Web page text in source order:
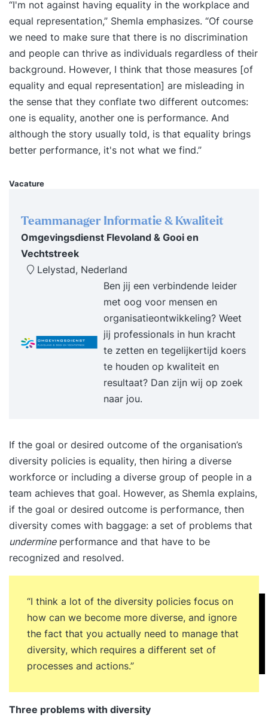
talenten en kwaliteiten. In een diverse en
inclusieve organisatie zijn medewerkers
betrokken en bevlogen. Er is een laag
verzuimpercentage en minder personeelsverloop.
Met een divers medewerkersbestand en een
inclusieve organisatie ben je succesvoller;
prestaties verbeteren, besluitvorming verloopt
effectiever en er ontstaat ontwikkeling en
innovatie. Wil je serieus met dit thema aan de
voor jou. Deze training is een uitstekende start
en inclusie leer je concrete acties te ondernemen
om bewustzijn te creëren en een
cultuurverandering binnen je organisatie te
bewerkstelligen. Je krijgt niet alleen theoretische
kennis, maar ook praktische tools aangereikt, die
je helpen om het juiste beleid binnen je
organisatie te implementeren. De volgende
onderwerpen komen aan bod: Begrippenkader
rond diversiteit en inclusie Argumenten om te
werken aan inclusie- en diversiteitsbeleid De rol
van vooroordelen, stereotypen en ‘mindbugs’ in
organisaties Diversiteit en inclusie in HR-
Leerdagen De totale doorlooptijd van de training
Diversiteit en inclusie bedraagt 6 weken. De
training bestaat uit een online kick-off en 2
bijeenkomsten van 1 dag. Je tijdsinvestering is
circa 12 uur aan zelfstudie: theorie- en
praktijkopdrachten via de leeromgeving.
Deelnemers De maximale groepsgrootte van
deze training is 12 deelnemers. Diploma Na
van aanwezigheid en actieve deelname, een
diploma van Schouten & Nelissen. Hiermee heb je
een door het bedrijfsleven kwalitatief hoog
gewaardeerd instituutsdiploma in huis. Training
De trainingsprijs is € 1.455,00 (excl. 21% btw).
automatisch van een supervoordelige regeling. Je
betaalt namelijk géén 21% btw, maar slechts een
“I'm not against having equality in the workplace and
equal representation,” Shemla emphasizes. “Of course
we need to make sure that there is no discrimination
and people can thrive as individuals regardless of their
background. However, I think that those measures [of
equality and equal representation] are misleading in
the sense that they conflate two different outcomes:
one is equality, another one is performance. And
although the story usually told, is that equality brings
better performance, it's not what we find.”
Vacature
Teammanager Informatie & Kwaliteit
Omgevingsdienst Flevoland & Gooi en
Vechtstreek
Lelystad, Nederland
Ben jij een verbindende leider
met oog voor mensen en
organisatieontwikkeling? Weet
jij professionals in hun kracht
te zetten en tegelijkertijd koers
te houden op kwaliteit en
resultaat? Dan zijn wij op zoek
naar jou.
If the goal or desired outcome of the organisation’s
diversity policies is equality, then hiring a diverse
workforce or including a diverse group of people in a
team achieves that goal. However, as Shemla explains,
if the goal or desired outcome is performance, then
diversity comes with baggage: a set of problems that
undermineperformance and that have to be
recognized and resolved.
“I think a lot of the diversity policies focus on
how can we become more diverse, and ignore
the fact that you actually need to manage that
diversity, which requires a different set of
processes and actions.”
Three problems with diversity